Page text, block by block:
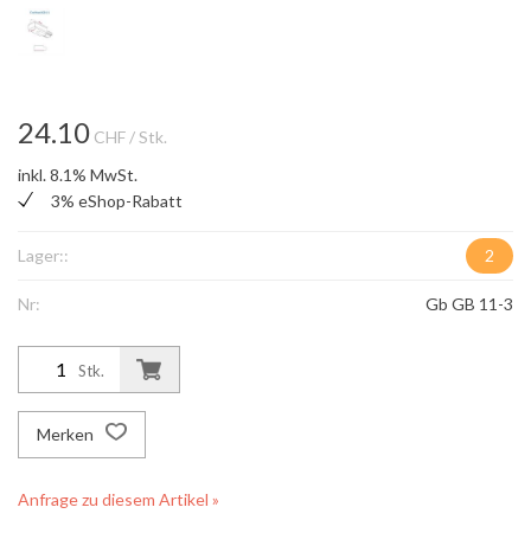
24.10 CHF / Stk.
inkl. 8.1% MwSt.
3% eShop-Rabatt
Lager:: 2
Nr: Gb GB 11-3
Stk.
Merken
Anfrage zu diesem Artikel »